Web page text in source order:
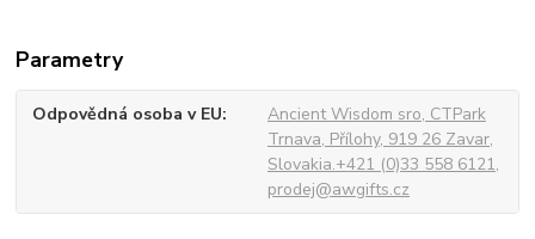
Parametry
Odpovědná osoba v EU
Ancient Wisdom sro, CTPark
Trnava, Přílohy, 919 26 Zavar,
Slovakia.+421 (0)33 558 6121,
prodej@awgifts.cz